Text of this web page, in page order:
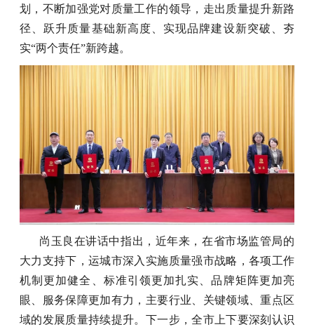
划，不断加强党对质量工作的领导，走出质量提升新路
径、跃升质量基础新高度、实现品牌建设新突破、夯
实“两个责任”新跨越。
尚玉良在讲话中指出，近年来，在省市场监管局的
大力支持下，运城市深入实施质量强市战略，各项工作
机制更加健全、标准引领更加扎实、品牌矩阵更加亮
眼、服务保障更加有力，主要行业、关键领域、重点区
域的发展质量持续提升。下一步，全市上下要深刻认识